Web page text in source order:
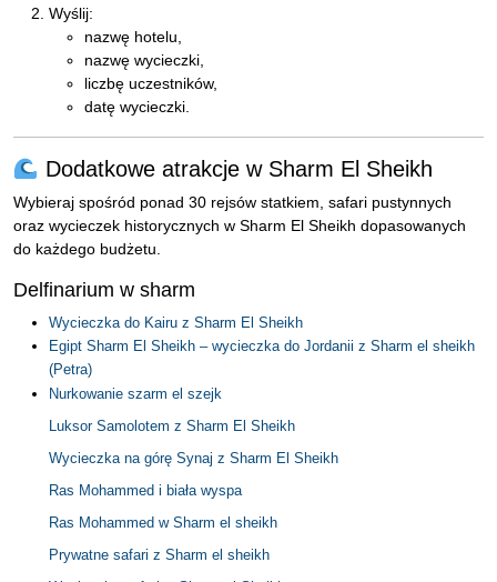
Wyślij:
nazwę hotelu,
nazwę wycieczki,
liczbę uczestników,
datę wycieczki.
Dodatkowe atrakcje w Sharm El Sheikh
Wybieraj spośród ponad 30 rejsów statkiem, safari pustynnych
oraz wycieczek historycznych w Sharm El Sheikh dopasowanych
do każdego budżetu.
Delfinarium w sharm
Wycieczka do Kairu z Sharm El Sheikh
Egipt Sharm El Sheikh – wycieczka do Jordanii z Sharm el sheikh
(Petra)
Nurkowanie szarm el szejk
Luksor Samolotem z Sharm El Sheikh
Wycieczka na górę Synaj z Sharm El Sheikh
Ras Mohammed i biała wyspa
Ras Mohammed w Sharm el sheikh
Prywatne safari z Sharm el sheikh